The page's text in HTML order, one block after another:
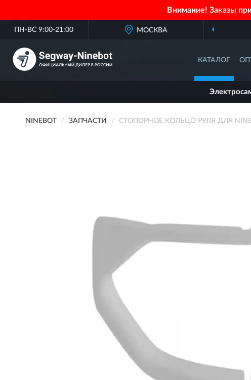
Внимание! Заказы
ПН-ВС 9:00-21:00 МОСКВА
КАТАЛОГ
NINEBOT ЗАПЧАСТИ СТОПОРНОЕ КОЛЬЦО РУЛЯ ДЛЯ